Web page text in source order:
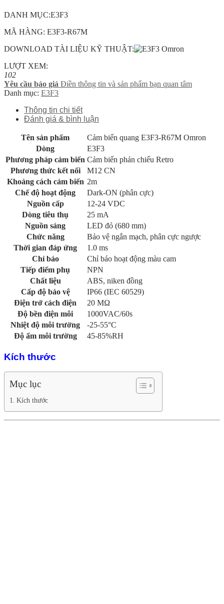
DANH MỤC:E3F3
MÃ HÀNG: E3F3-R67M
DOWNLOAD TÀI LIỆU KỸ THUẬT:
LƯỢT XEM:
102
Yêu cầu báo giá Điền thông tin và sản phẩm bạn quan tâm
Danh mục: E3F3
Thông tin chi tiết
Đánh giá & bình luận
Tên sản phẩm
Cảm biến quang E3F3-R67M Omron
Dòng
E3F3
Phương pháp cảm biến Cảm biến phản chiếu Retro
Phương thức kết nối
M12 CN
Khoảng cách cảm biến 2m
Chế độ hoạt động
Dark-ON (phân cực)
Nguồn cấp
12-24 VDC
Dòng tiêu thụ
25 mA
Nguồn sáng
LED đỏ (680 mm)
Chức năng
Bảo vệ ngắn mạch, phân cực ngược
Thời gian đáp ứng
1.0 ms
Chỉ báo
Chỉ báo hoạt động màu cam
Tiếp điểm phụ
NPN
Chất liệu
ABS, niken đồng
Cấp độ bảo vệ
IP66 (IEC 60529)
Điện trở cách điện
20 MΩ
Độ bền điện môi
1000VAC/60s
Nhiệt độ môi trường
-25-55°C
Độ ẩm môi trường
45-85%RH
Kích thước
Mục lục
Kích thước